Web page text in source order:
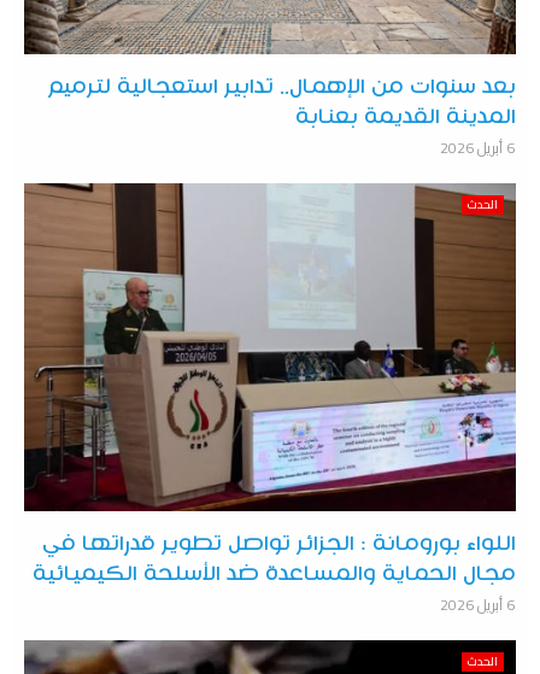
بعد سنوات من الإهمال.. تدابير استعجالية لترميم
المدينة القديمة بعنابة
6 أبريل 2026
الحدث
اللواء بورومانة : الجزائر تواصل تطوير قدراتها في
مجال الحماية والمساعدة ضد الأسلحة الكيميائية
6 أبريل 2026
الحدث